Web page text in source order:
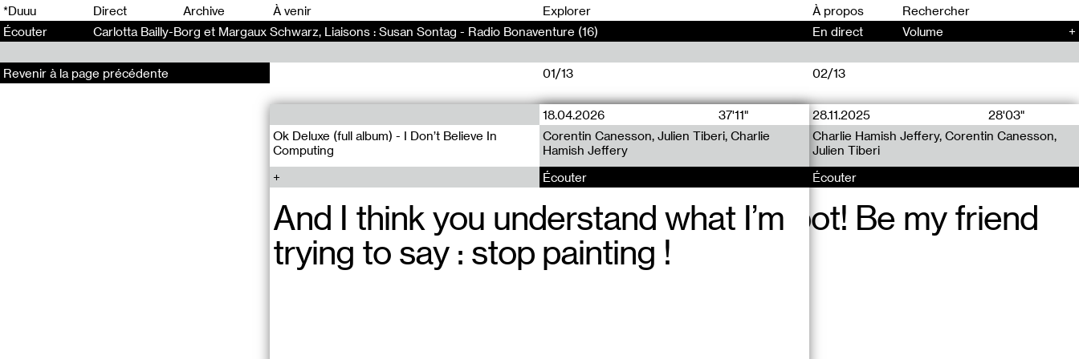
*Duuu Direct Archive À venir Explorer
À propos
Écouter
Carlotta Bailly-Borg et Margaux Schwarz, Liaisons : Susan Sontag - Radio Bonaventure (16) En direct Volume +
01/13
18.04.2026
37'11"
Ok Deluxe (full album) - I Don’t Believe In
Computing
Corentin Canesson, Julien Tiberi, Charlie
Hamish Jeffery
Écouter
And I think you understand what I’m
trying to say : stop painting !
02/13
28.11.2025
28'03"
Fête de la musique 2025 #2 : I don’t believe in
computing
Charlie Hamish Jeffery, Corentin Canesson,
Julien Tiberi
Écouter
Robot! Robot! Robot! Be my friend
Radia (1050) 14.05.2025
28'00"
Radia-Show 1050 : I don’t believe in computing
/ *Duuu Radio
*Duuu, Corentin Canesson, Charlie Hamish
Jeffery, Julien Tiberi
Écouter
He’s after you, he’s not a bird, he’s
not a plane, he’s a scary man and he
Revenir à la page précédente
00 00